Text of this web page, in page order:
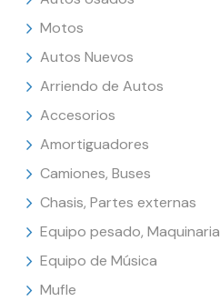
Motos
Autos Nuevos
Arriendo de Autos
Accesorios
Amortiguadores
Camiones, Buses
Chasis, Partes externas
Equipo pesado, Maquinaria
Equipo de Música
Mufle